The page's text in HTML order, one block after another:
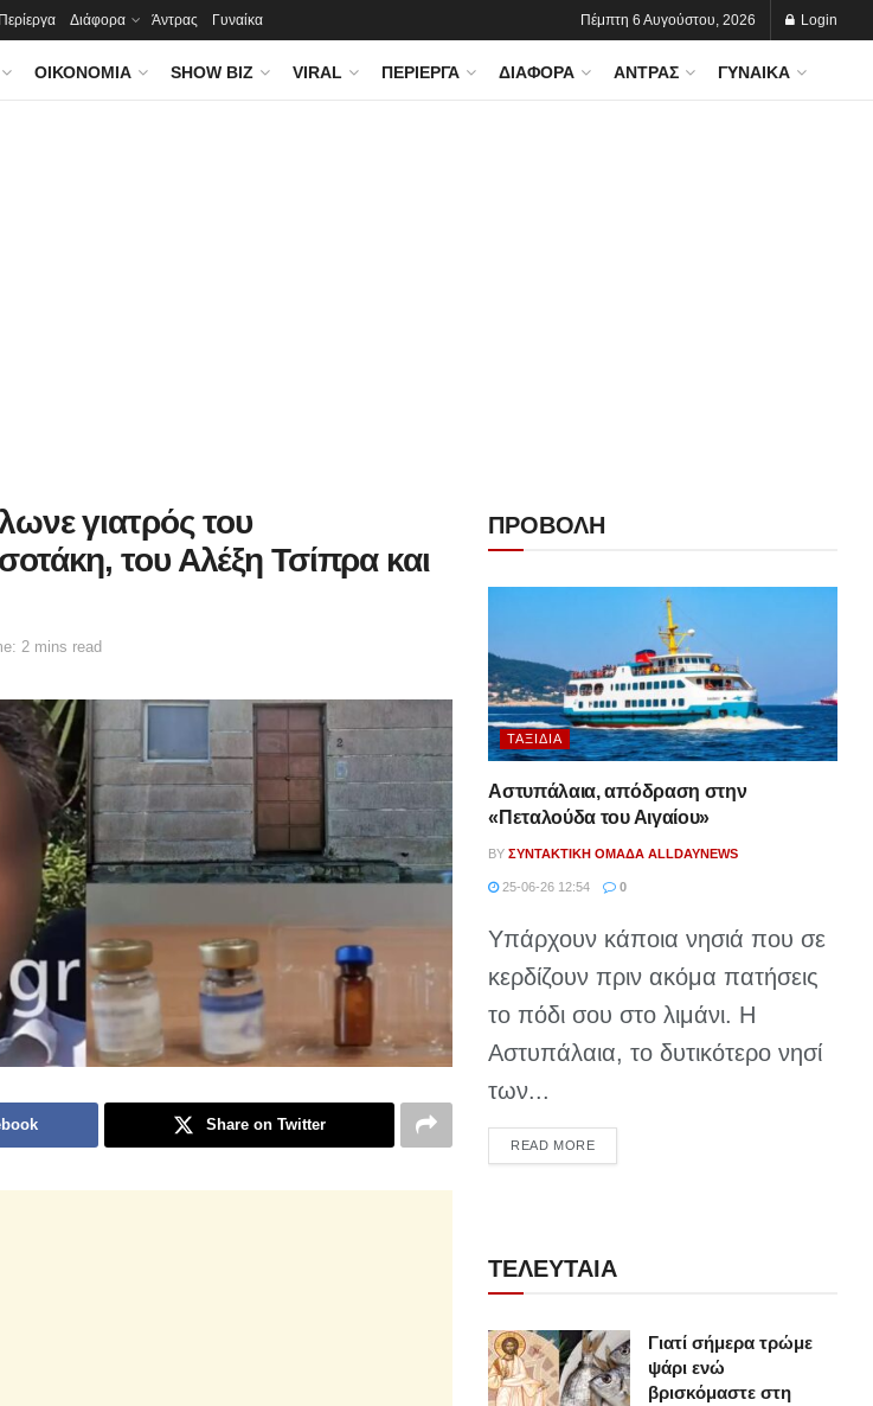
Περίεργα Διάφορα Άντρας Γυναίκα Πέμπτη 6 Αυγούστου, 2026 Login
ΟΙΚΟΝΟΜΊΑ SHOW BIZ VIRAL ΠΕΡΊΕΡΓΑ ΔΙΆΦΟΡΑ ΆΝΤΡΑΣ ΓΥΝΑΊΚΑ
γιατρός του
του Αλέξη Τσίπρα και
2 mins read
Share on Twitter
ΠΡΟΒΟΛΗ
ΤΑΞΊΔΙΑ
Αστυπάλαια, απόδραση στην
«Πεταλούδα του Αιγαίου»
BY ΣΥΝΤΑΚΤΙΚΉ ΟΜΆΔΑ ALLDAYNEWS
25-06-26 12:54 0
Υπάρχουν κάποια νησιά που σε
κερδίζουν πριν ακόμα πατήσεις
το πόδι σου στο λιμάνι. Η
Αστυπάλαια, το δυτικότερο νησί
των...
READ MOREDETAILS
ΤΕΛΕΥΤΑΙΑ
Γιατί σήμερα τρώμε
ψάρι ενώ
βρισκόμαστε στη